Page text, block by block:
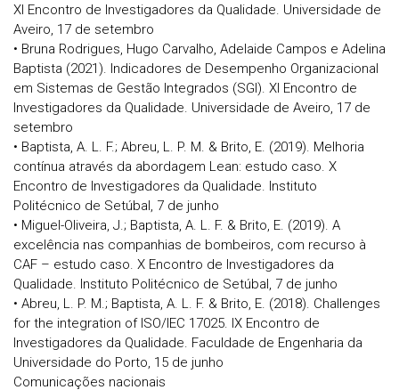
XI Encontro de Investigadores da Qualidade. Universidade de
Aveiro, 17 de setembro
• Bruna Rodrigues, Hugo Carvalho, Adelaide Campos e Adelina
Baptista (2021). Indicadores de Desempenho Organizacional
em Sistemas de Gestão Integrados (SGI). XI Encontro de
Investigadores da Qualidade. Universidade de Aveiro, 17 de
setembro
• Baptista, A. L. F.; Abreu, L. P. M. & Brito, E. (2019). Melhoria
contínua através da abordagem Lean: estudo caso. X
Encontro de Investigadores da Qualidade. Instituto
Politécnico de Setúbal, 7 de junho
• Miguel-Oliveira, J.; Baptista, A. L. F. & Brito, E. (2019). A
excelência nas companhias de bombeiros, com recurso à
CAF – estudo caso. X Encontro de Investigadores da
Qualidade. Instituto Politécnico de Setúbal, 7 de junho
• Abreu, L. P. M.; Baptista, A. L. F. & Brito, E. (2018). Challenges
for the integration of ISO/IEC 17025. IX Encontro de
Investigadores da Qualidade. Faculdade de Engenharia da
Universidade do Porto, 15 de junho
Comunicações nacionais